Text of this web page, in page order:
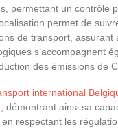
permettant un contrôle
permet de
de transport,
s’accompagnent
des émissions de
international
démontrant ainsi sa
respectant les